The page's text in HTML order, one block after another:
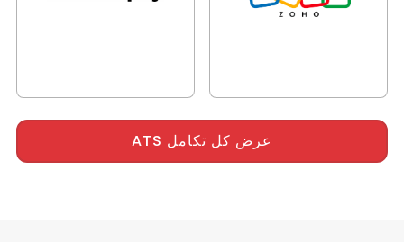
عرض كل تكامل ATS